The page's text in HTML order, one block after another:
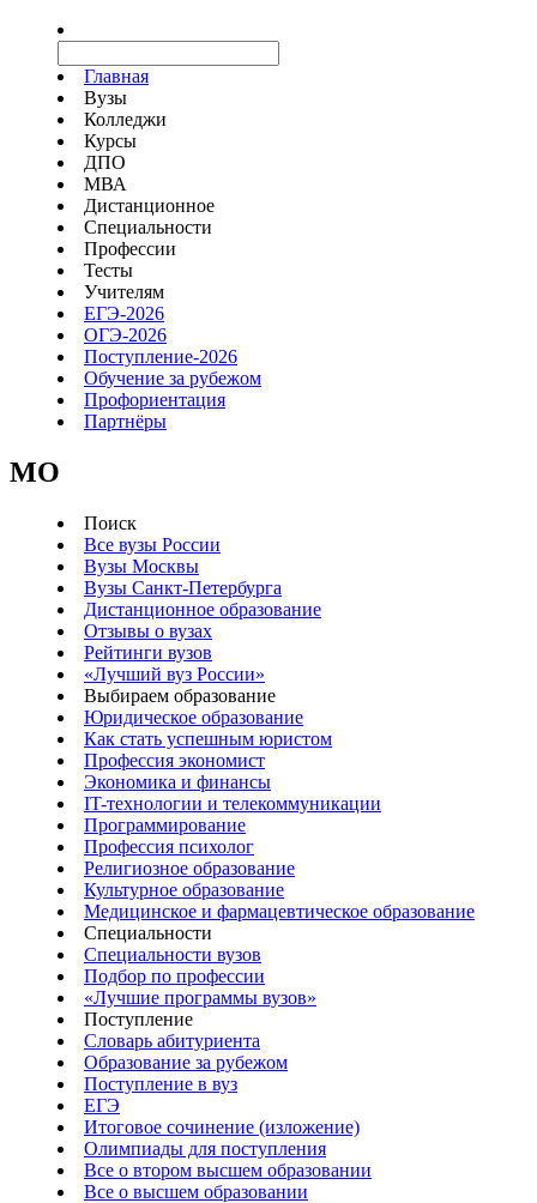
Главная
Вузы
Колледжи
Курсы
ДПО
МВА
Дистанционное
Специальности
Профессии
Тесты
Учителям
ЕГЭ-2026
ОГЭ-2026
Поступление-2026
Обучение за рубежом
Профориентация
Партнёры
MO
Поиск
Все вузы России
Вузы Москвы
Вузы Санкт-Петербурга
Дистанционное образование
Отзывы о вузах
Рейтинги вузов
«Лучший вуз России»
Выбираем образование
Юридическое образование
Как стать успешным юристом
Профессия экономист
Экономика и финансы
IT-технологии и телекоммуникации
Программирование
Профессия психолог
Религиозное образование
Культурное образование
Медицинское и фармацевтическое образование
Специальности
Специальности вузов
Подбор по профессии
«Лучшие программы вузов»
Поступление
Словарь абитуриента
Образование за рубежом
Поступление в вуз
ЕГЭ
Итоговое сочинение (изложение)
Олимпиады для поступления
Все о втором высшем образовании
Все о высшем образовании